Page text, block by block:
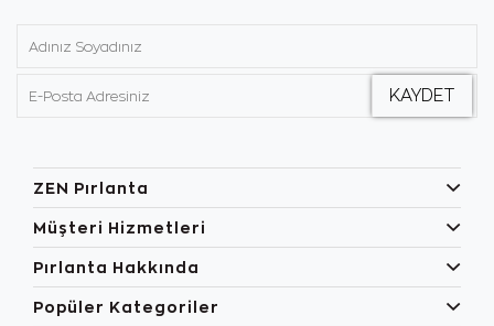
ZEN Pırlanta
Müşteri Hizmetleri
Pırlanta Hakkında
Popüler Kategoriler